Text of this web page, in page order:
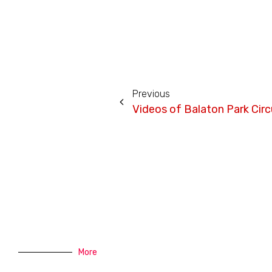
Previous
Videos of Balaton Park
More